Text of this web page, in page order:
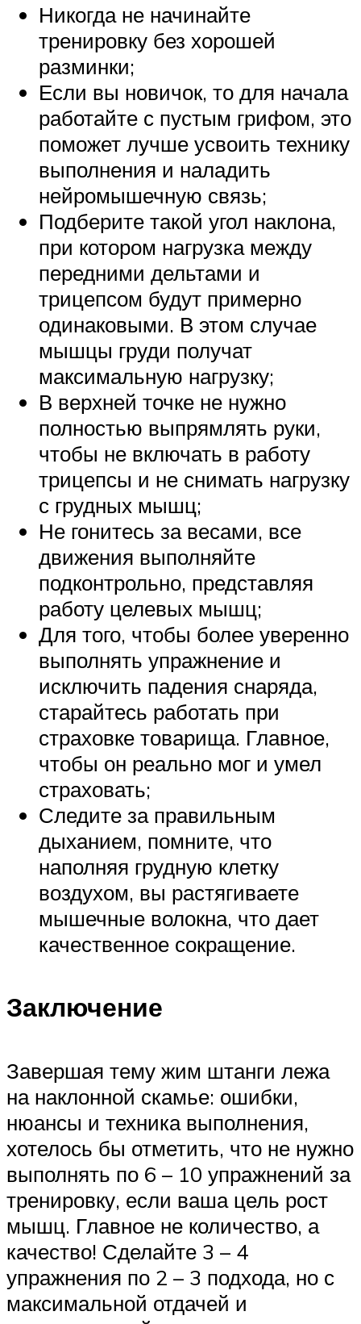
Никогда не начинайте
тренировку без хорошей
разминки;
Если вы новичок, то для начала
работайте с пустым грифом, это
поможет лучше усвоить технику
выполнения и наладить
нейромышечную связь;
Подберите такой угол наклона,
при котором нагрузка между
передними дельтами и
трицепсом будут примерно
одинаковыми. В этом случае
мышцы груди получат
максимальную нагрузку;
В верхней точке не нужно
полностью выпрямлять руки,
чтобы не включать в работу
трицепсы и не снимать нагрузку
с грудных мышц;
Не гонитесь за весами, все
движения выполняйте
подконтрольно, представляя
работу целевых мышц;
Для того, чтобы более уверенно
выполнять упражнение и
исключить падения снаряда,
старайтесь работать при
страховке товарища. Главное,
чтобы он реально мог и умел
страховать;
Следите за правильным
дыханием, помните, что
наполняя грудную клетку
воздухом, вы растягиваете
мышечные волокна, что дает
качественное сокращение.
Заключение
Завершая тему жим штанги лежа
на наклонной скамье: ошибки,
нюансы и техника выполнения,
хотелось бы отметить, что не нужно
выполнять по 6 – 10 упражнений за
тренировку, если ваша цель рост
мышц. Главное не количество, а
качество! Сделайте 3 – 4
упражнения по 2 – 3 подхода, но с
максимальной отдачей и